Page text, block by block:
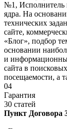
№1, Исполнитель
ядра. На
технических
сайте,
«Блог», подбор
основании
и
сайта в
посещаемости, а
04
Гарантия
30 статей
Пункт Договора